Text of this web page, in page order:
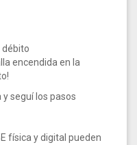
débito
encendida en la
y seguí los pasos
física y digital pueden